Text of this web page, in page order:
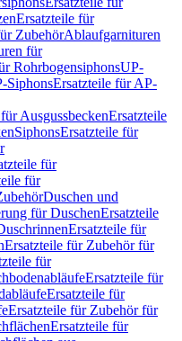
Ersatzteile für
ZubehörAblaufgarnituren
für
RohrbogensiphonsUP-
SiphonsErsatzteile für AP-
AusgussbeckenErsatzteile
SiphonsErsatzteile für
für
für
Duschen und
für DuschenErsatzteile
Ersatzteile für
Ersatzteile für Zubehör für
für
Ersatzteile für
Ersatzteile für
Ersatzteile für Zubehör für
Ersatzteile für